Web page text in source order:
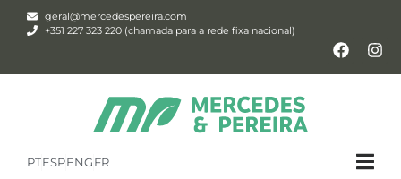
geral@mercedespereira.com
+351 227 323 220 (chamada para a rede fixa nacional)
PTESPENGFR